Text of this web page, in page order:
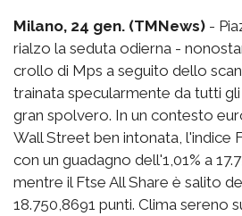
Milano, 24 gen. (TMNews) -
rialzo la seduta odierna -
crollo di Mps a seguito dello
trainata specularmente da tutti
gran spolvero. In un contesto
Wall Street ben intonata, l'indice
con un guadagno dell'1,01% a
mentre il Ftse All Share è salito
18.750,8691 punti. Clima sereno